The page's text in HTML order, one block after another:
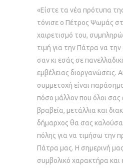
«Είστε τα νέα πρότυπα
τόνισε ο Πέτρος Ψωμάς
χαιρετισμό του,
τιμή για την Πάτρα να
σαν κι εσάς σε
εμβέλειας διοργανώσεις.
συμμετοχή είναι
πόσο μάλλον που όλοι
βραβεία, μετάλλια και
δήμαρχος θα σας
πόλης για να τιμήσω την
Πάτρα μας. Η σημερινή
συμβολικό χαρακτήρα και